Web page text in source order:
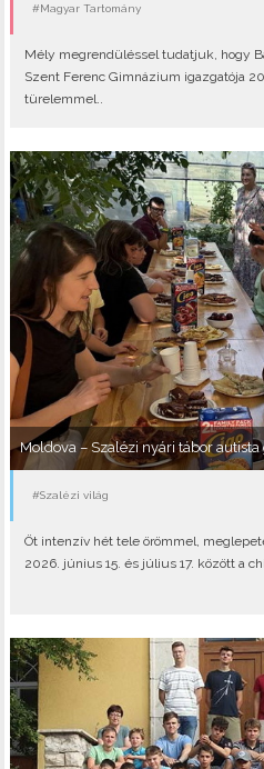
#Magyar Tartomány
Mély megrendüléssel tudatjuk, hogy
Szent Ferenc Gimnázium igazgatója
türelemmel..
Moldova – Szalézi nyári tábor
#Szalézi világ
Öt intenzív hét tele örömmel,
2026. június 15. és július 17. között a